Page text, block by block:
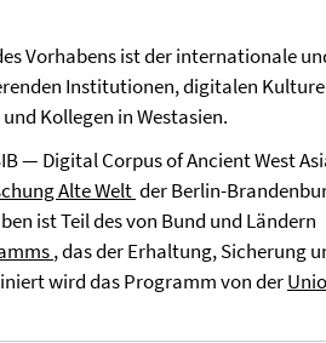
Vorhabens ist der internationale
Institutionen, digitalen
Kollegen in Westasien.
— Digital Corpus of Ancient West
Alte Welt der Berlin-
ist Teil des von Bund und Ländern
, das der Erhaltung, Sicherung
wird das Programm von der